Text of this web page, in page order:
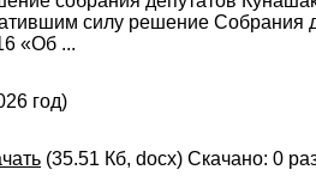
силу решение Собрания
«Об ...
год)
(35.51 Кб, docx) Скачано: 0